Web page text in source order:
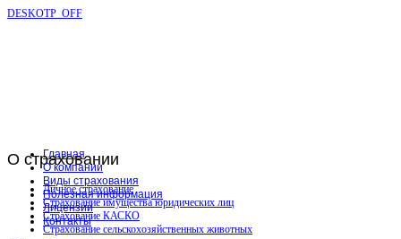
DESKOTP_OFF
О страховании
Личное страхование
Страхование имущества юридических лиц
Страхование КАСКО
Страхование сельскохозяйственных животных
Главная
О компании
Виды страхования
Полезная информация
Лицензии
Контакты